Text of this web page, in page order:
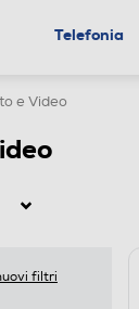
Telefonia
e Video
filtri